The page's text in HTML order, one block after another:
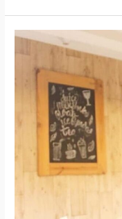
Kursus
Bahasa
Inggris
Bandung
untuk
Karyawan